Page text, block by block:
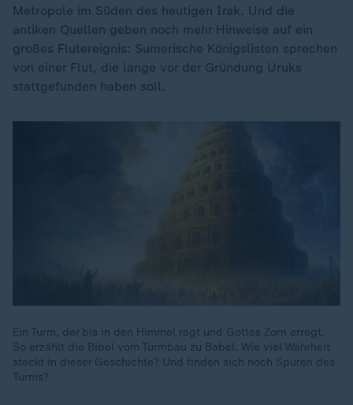
Metropole im Süden des heutigen Irak. Und die
antiken Quellen geben noch mehr Hinweise auf ein
großes Flutereignis: Sumerische Königslisten sprechen
von einer Flut, die lange vor der Gründung Uruks
stattgefunden haben soll.
Ein Turm, der bis in den Himmel ragt und Gottes Zorn erregt.
So erzählt die Bibel vom Turmbau zu Babel. Wie viel Wahrheit
steckt in dieser Geschichte? Und finden sich noch Spuren des
Turms?